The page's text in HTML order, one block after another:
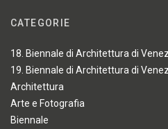
CATEGORIE
18. Biennale di Architettura di
19. Biennale di Architettura di
Architettura
Arte e Fotografia
Biennale